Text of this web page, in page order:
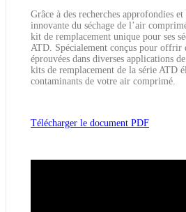
Grâce à des recherches approfondies
innovante du séchage de l’air
kit de remplacement unique pour ses
ATD. Spécialement conçus pour offrir
éprouvées dans diverses applications
kits de remplacement de la série ATD
contaminants de votre air comprimé.
Télécharger le document PDF